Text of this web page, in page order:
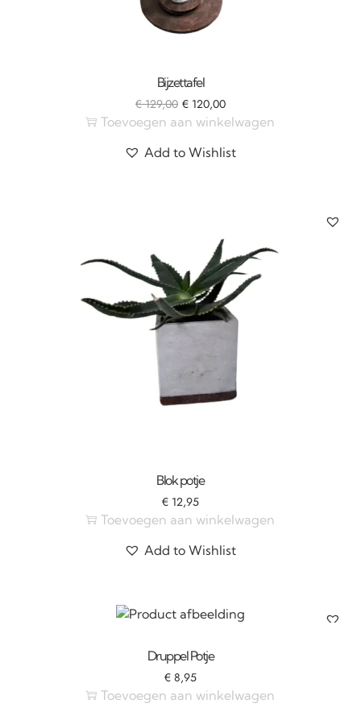
Bijzettafel
€129,00 €120,00
Toevoegen aan winkelwagen
Add to Wishlist
Blok potje
€12,95
Toevoegen aan winkelwagen
Add to Wishlist
Druppel Potje
€8,95
Toevoegen aan winkelwagen